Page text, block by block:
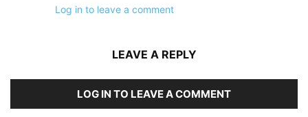
Log in to leave a comment
LEAVE A REPLY
LOG IN TO LEAVE A COMMENT